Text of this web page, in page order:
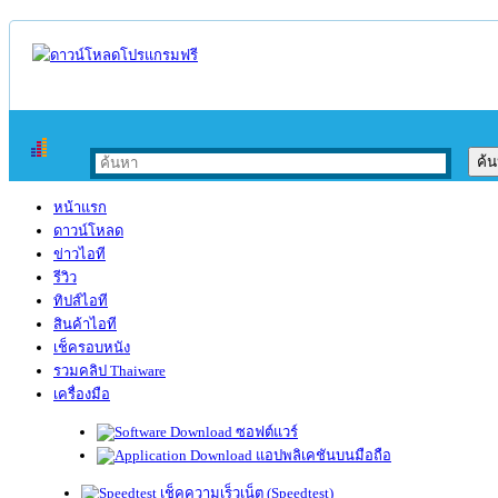
หน้าแรก
ดาวน์โหลด
ข่าวไอที
รีวิว
ทิปส์ไอที
สินค้าไอที
เช็ครอบหนัง
รวมคลิป Thaiware
เครื่องมือ
ซอฟต์แวร์
แอปพลิเคชันบนมือถือ
เช็คความเร็วเน็ต (Speedtest)